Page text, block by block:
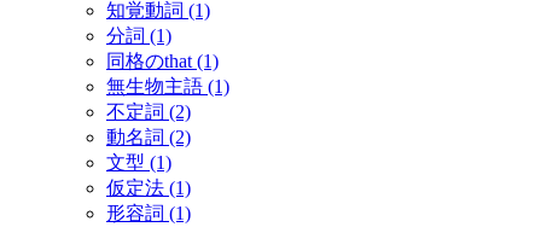
知覚動詞 (1)
分詞 (1)
同格のthat (1)
無生物主語 (1)
不定詞 (2)
動名詞 (2)
文型 (1)
仮定法 (1)
形容詞 (1)